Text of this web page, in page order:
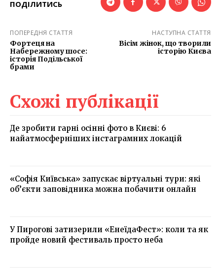
ПОДІЛИТИСЬ
ПОПЕРЕДНЯ СТАТТЯ
Фортеця на
Набережному шосе:
історія Подільської
брами
НАСТУПНА СТАТТЯ
Вісім жінок, що творили
історію Києва
Схожі публікації
Де зробити гарні осінні фото в Києві: 6
найатмосферніших інстаграмних локацій
«Софія Київська» запускає віртуальні тури: які
об’єкти заповідника можна побачити онлайн
У Пирогові затизерили «ЕнеїдаФест»: коли та як
пройде новий фестиваль просто неба